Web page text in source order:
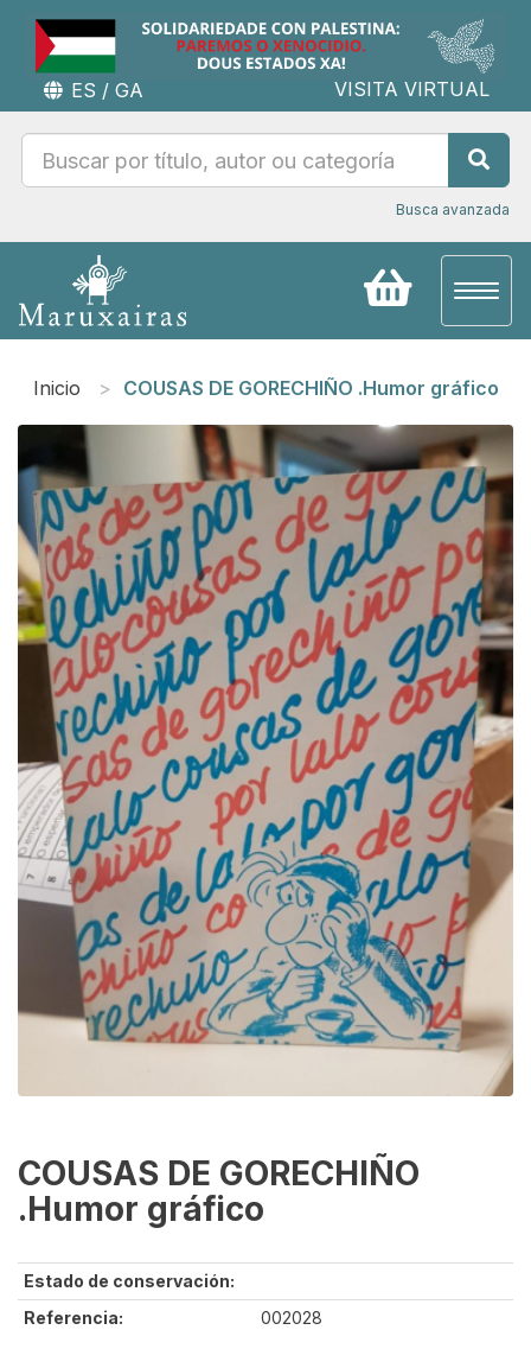
ES / GA VISITA VIRTUAL
Busca avanzada
Inicio COUSAS DE GORECHIÑO .Humor gráfico
COUSAS DE GORECHIÑO
.Humor gráfico
Estado de conservación:
Referencia:
002028